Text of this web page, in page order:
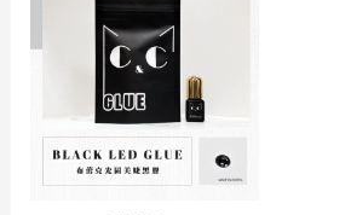
NT$1,580
到
NT$3,160